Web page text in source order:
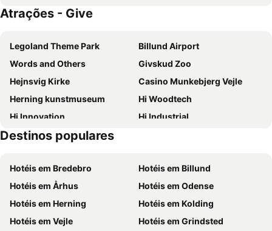
Diagonalkroen
Thommysminde
Hotel Dalgas, BW Signature Collection
Gregersminde
Skjoldbjerg Garnihotel
Atrações - Give
Legoland Theme Park
Billund Airport
Words and Others
Givskud Zoo
Hejnsvig Kirke
Casino Munkebjerg Vejle
Herning kunstmuseum
Hi Woodtech
Hi Innovation
Hi Industrial
Hi Electronics
Fredericia Boat Show
Handling Clay
Løverodde
Fast and Furious Car Show
Destinos populares
Hotéis em Bredebro
Hotéis em Billund
Hotéis em Århus
Hotéis em Odense
Hotéis em Herning
Hotéis em Kolding
Hotéis em Vejle
Hotéis em Grindsted